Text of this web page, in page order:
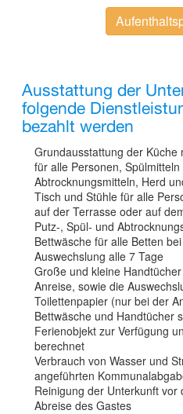
Ausstattung der
folgende
bezahlt werden
Grundausstattung der Küche
für alle Personen,
Abtrocknungsmitteln, Herd
Tisch und Stühle für alle
auf der Terrasse oder auf
Putz-, Spül- und
Bettwäsche für alle Betten
Auswechslung alle 7 Tage
Große und kleine
Anreise, sowie die
Toilettenpapier (nur bei der
Bettwäsche und Handtücher
Ferienobjekt zur Verfügung
berechnet
Verbrauch von Wasser und
angeführten
Reinigung der Unterkunft
Abreise des Gastes